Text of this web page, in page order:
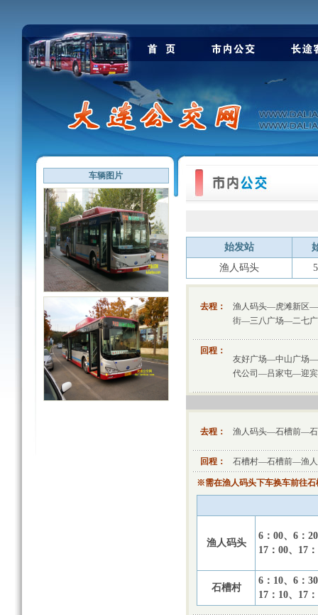
车辆图片
始发站
渔人码头
去程：
渔人码头—虎滩新区
街—三八广场—二七
回程：
友好广场—中山广场
代公司—吕家屯—迎
去程： 渔人码头—石槽前—
回程： 石槽村—石槽前—渔
※需在渔人码头下车换车前往石
渔人码头
6：00、6：
17：00、17
石槽村
6：10、6：
17：10、17